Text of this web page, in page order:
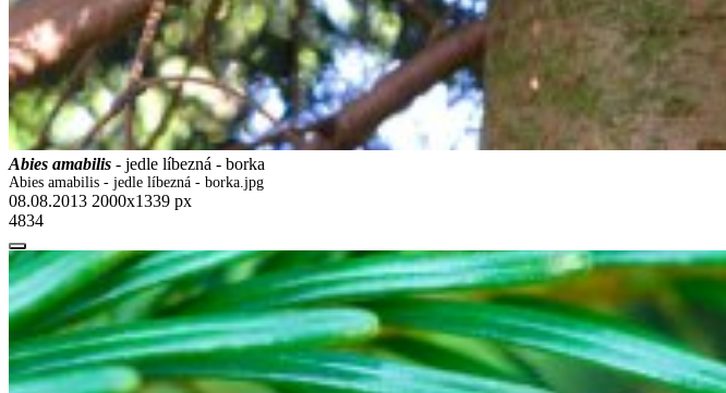
Abies amabilis - jedle líbezná - borka
Abies amabilis - jedle líbezná - borka.jpg
08.08.2013 2000x1339 px
4834